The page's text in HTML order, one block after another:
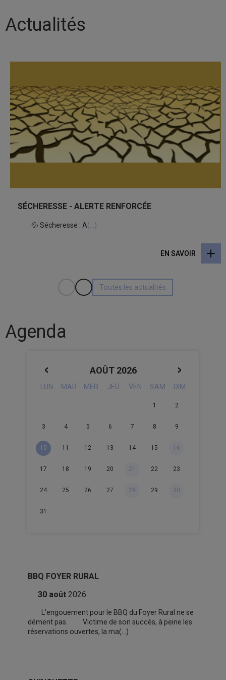
Actualités
SÉCHERESSE - ALERTE RENFORCÉE
💦 Sécheresse : A(...)
EN SAVOIR
Toutes les actualités
Agenda
AOÛT 2026
LUN MAR MER JEU VEN SAM DIM
1 2
3 4 5 6 7 8 9
10 11 12 13 14 15 16
17 18 19 20 21 22 23
24 25 26 27 28 29 30
31
BBQ FOYER RURAL
30 août 2026
L'engouement pour le BBQ du Foyer Rural ne se
dément pas. Victime de son succès, à peine les
réservations ouvertes, la ma(...)